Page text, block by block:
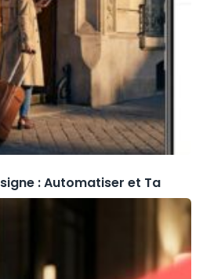
: Automatiser et Ta